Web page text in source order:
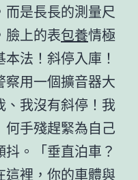
是長長的測量尺
臉上的表包養情極
法！斜停入庫！
察用一個擴音器大
、我沒有斜停！我
何手殘趕緊為自己
。「垂直泊車？
這裡，你的車體與